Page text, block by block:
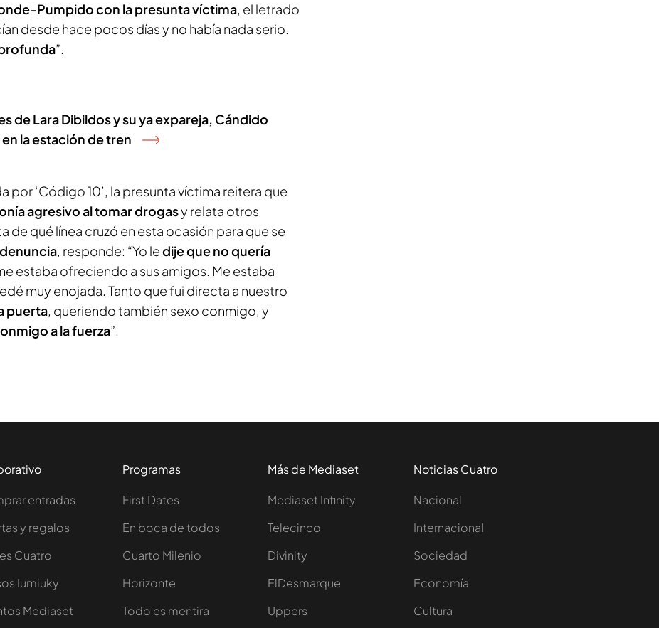
Pumpido con la presunta víctima, el letrado
desde hace pocos días y no había nada serio.
”.
de Lara Dibildos y su ya expareja, Cándido
la estación de tren
por ‘Código 10’, la presunta víctima reitera que
agresivo al tomar drogasy relata otros
de qué línea cruzó en esta ocasión para que se
, responde: “Yo ledije que no quería
estaba ofreciendo a sus amigos. Me estaba
muy enojada. Tanto que fui directa a nuestro
puerta, queriendo también sexo conmigo, y
a la fuerza”.
entradas
y regalos
Cuatro
Iumiuky
Mediaset
Programas
First Dates
En boca de todos
Cuarto Milenio
Horizonte
Todo es mentira
Más de Mediaset
Mediaset Infinity
Telecinco
Divinity
ElDesmarque
Uppers
Noticias Cuatro
Nacional
Internacional
Sociedad
Economía
Cultura